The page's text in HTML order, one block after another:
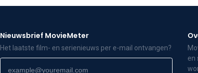
Nieuwsbrief MovieMeter
Het laatste film- en serienieuws per e-mail ontvangen?
en